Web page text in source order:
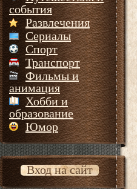
события
Развлечения
Сериалы
Спорт
Транспорт
Фильмы и
анимация
Хобби и
образование
Юмор
Вход на сайт